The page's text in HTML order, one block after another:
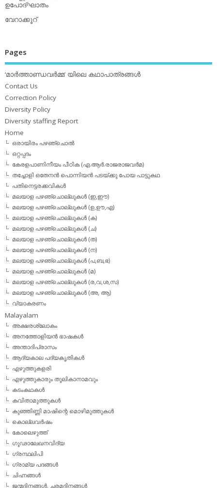
ഉപോദ്ഘാതം
വേറാക്കൂറ്
Pages
‘മാര്‍ത്താണ്ഡവര്‍മ്മ’ യിലെ കഥാപാത്രങ്ങള്‍
Contact Us
Correction Policy
Diversity Policy
Diversity staffing Report
Home
ഒരായിരം പഴഞ്ചൊല്‍
ഒറ്റപ്പദം
കേരളപാണിനീയം പീഠിക (എ.ആര്‍.രാജരാജവര്‍മ)
തച്ചോളി ഒതേനൻ പൊന്നിയൻ പടയ്‌ക്കു പോയ പാട്ടുകഥ
പതിനെട്ടരക്കവികള്‍
മലയാള പഴഞ്ചൊല്ലുകള്‍ (ഇ,ഈ)
മലയാള പഴഞ്ചൊല്ലുകള്‍ (ഉ,ഊ,എ)
മലയാള പഴഞ്ചൊല്ലുകള്‍ (ക)
മലയാള പഴഞ്ചൊല്ലുകള്‍ (ച)
മലയാള പഴഞ്ചൊല്ലുകള്‍ (ത)
മലയാള പഴഞ്ചൊല്ലുകള്‍ (ന)
മലയാള പഴഞ്ചൊല്ലുകള്‍ (പ,ബ,ഭ)
മലയാള പഴഞ്ചൊല്ലുകള്‍ (മ)
മലയാള പഴഞ്ചൊല്ലുകള്‍ (ര,വ,ശ,സ)
മലയാള പഴഞ്ചൊല്ലുകൾ (അ, ആ)
വ്യാകരണം
Malayalam
അക്ഷരശ്ലോകം
അനത്തോളിയന്‍ ഭാഷകള്‍
അന്താദിപ്രാസം
ആദ്യകാല പദ്യകൃതികള്‍
എഴുത്തുകളരി
എഴുത്തുകാരും തൂലികാനാമവും
കടംകഥകള്‍
കവിതാമുത്തുകള്‍
കുഞ്ഞിണ്ണി മാഷിന്റെ മൊഴിമുത്തുകള്‍
കൊല്ലവര്‍ഷം
കോലെഴുത്ത്
ഗൂഢാലേഖനവിദ്യ
ഗ്രന്ഥലിപി
ഗ്രാമ്യ പദങ്ങള്‍
ചിഹ്നങ്ങള്‍
ജന്മദിനങ്ങള്‍, ചരമദിനങ്ങള്‍